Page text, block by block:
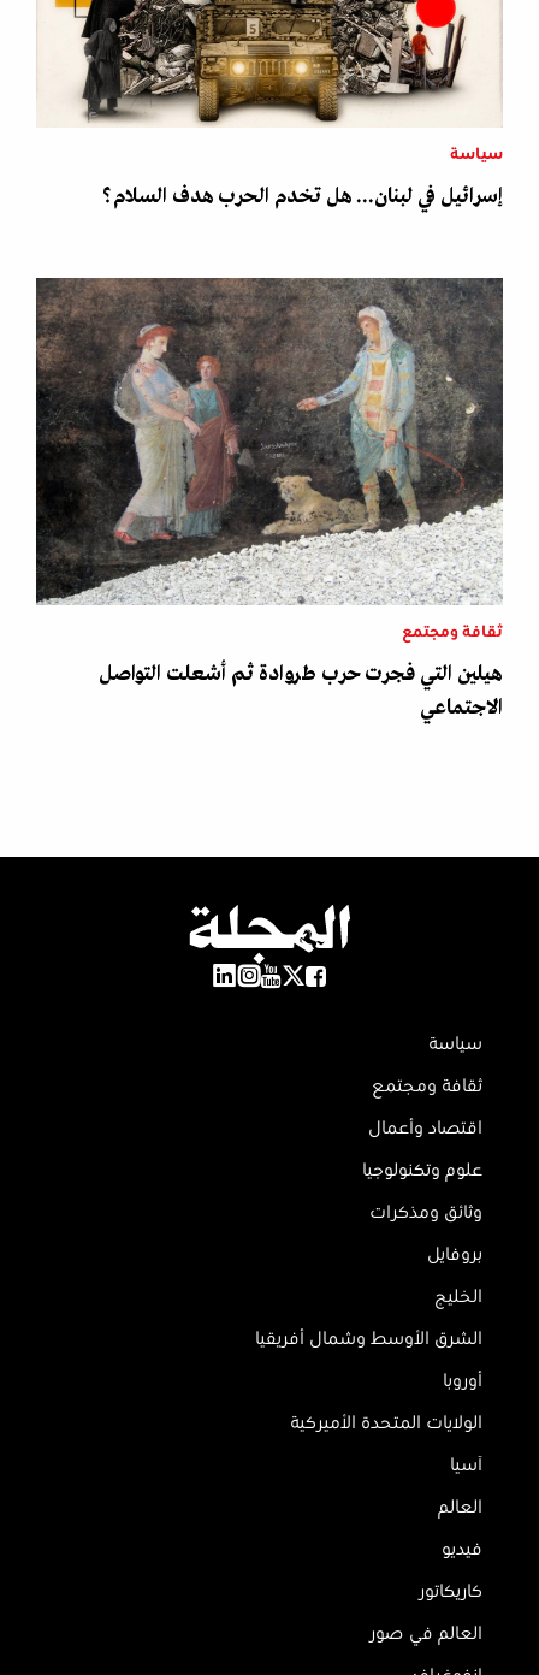
سياسة
إسرائيل في لبنان... هل تخدم الحرب هدف السلام؟
ثقافة ومجتمع
هيلين التي فجرت حرب طروادة ثم أشعلت التواصل
الاجتماعي
سياسة
ثقافة ومجتمع
اقتصاد وأعمال
علوم وتكنولوجيا
وثائق ومذكرات
بروفايل
الخليج
الشرق الأوسط وشمال أفريقيا
أوروبا
الولايات المتحدة الأميركية
آسيا
العالم
فيديو
كاريكاتور
العالم في صور